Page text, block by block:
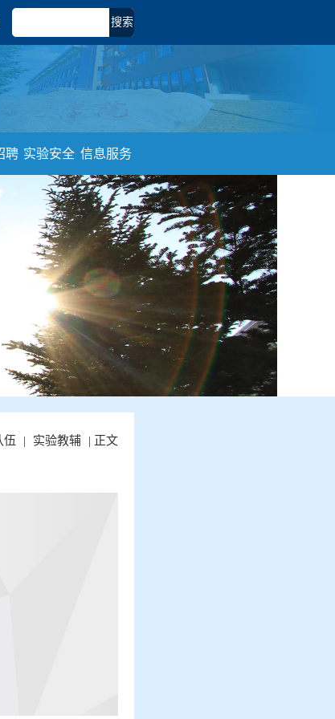
搜索
聘 实验安全 信息服务
伍 | 实验教辅 | 正文